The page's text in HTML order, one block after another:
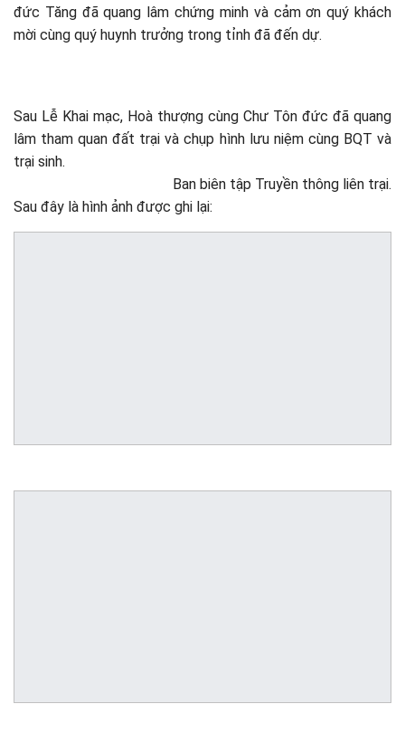
đức Tăng đã quang lâm chứng minh và cảm ơn quý khách
mời cùng quý huynh trưởng trong tỉnh đã đến dự.
Sau Lễ Khai mạc, Hoà thượng cùng Chư Tôn đức đã quang
lâm tham quan đất trại và chụp hình lưu niệm cùng BQT và
trại sinh.
Ban biên tập Truyền thông liên trại.
Sau đây là hình ảnh được ghi lại: